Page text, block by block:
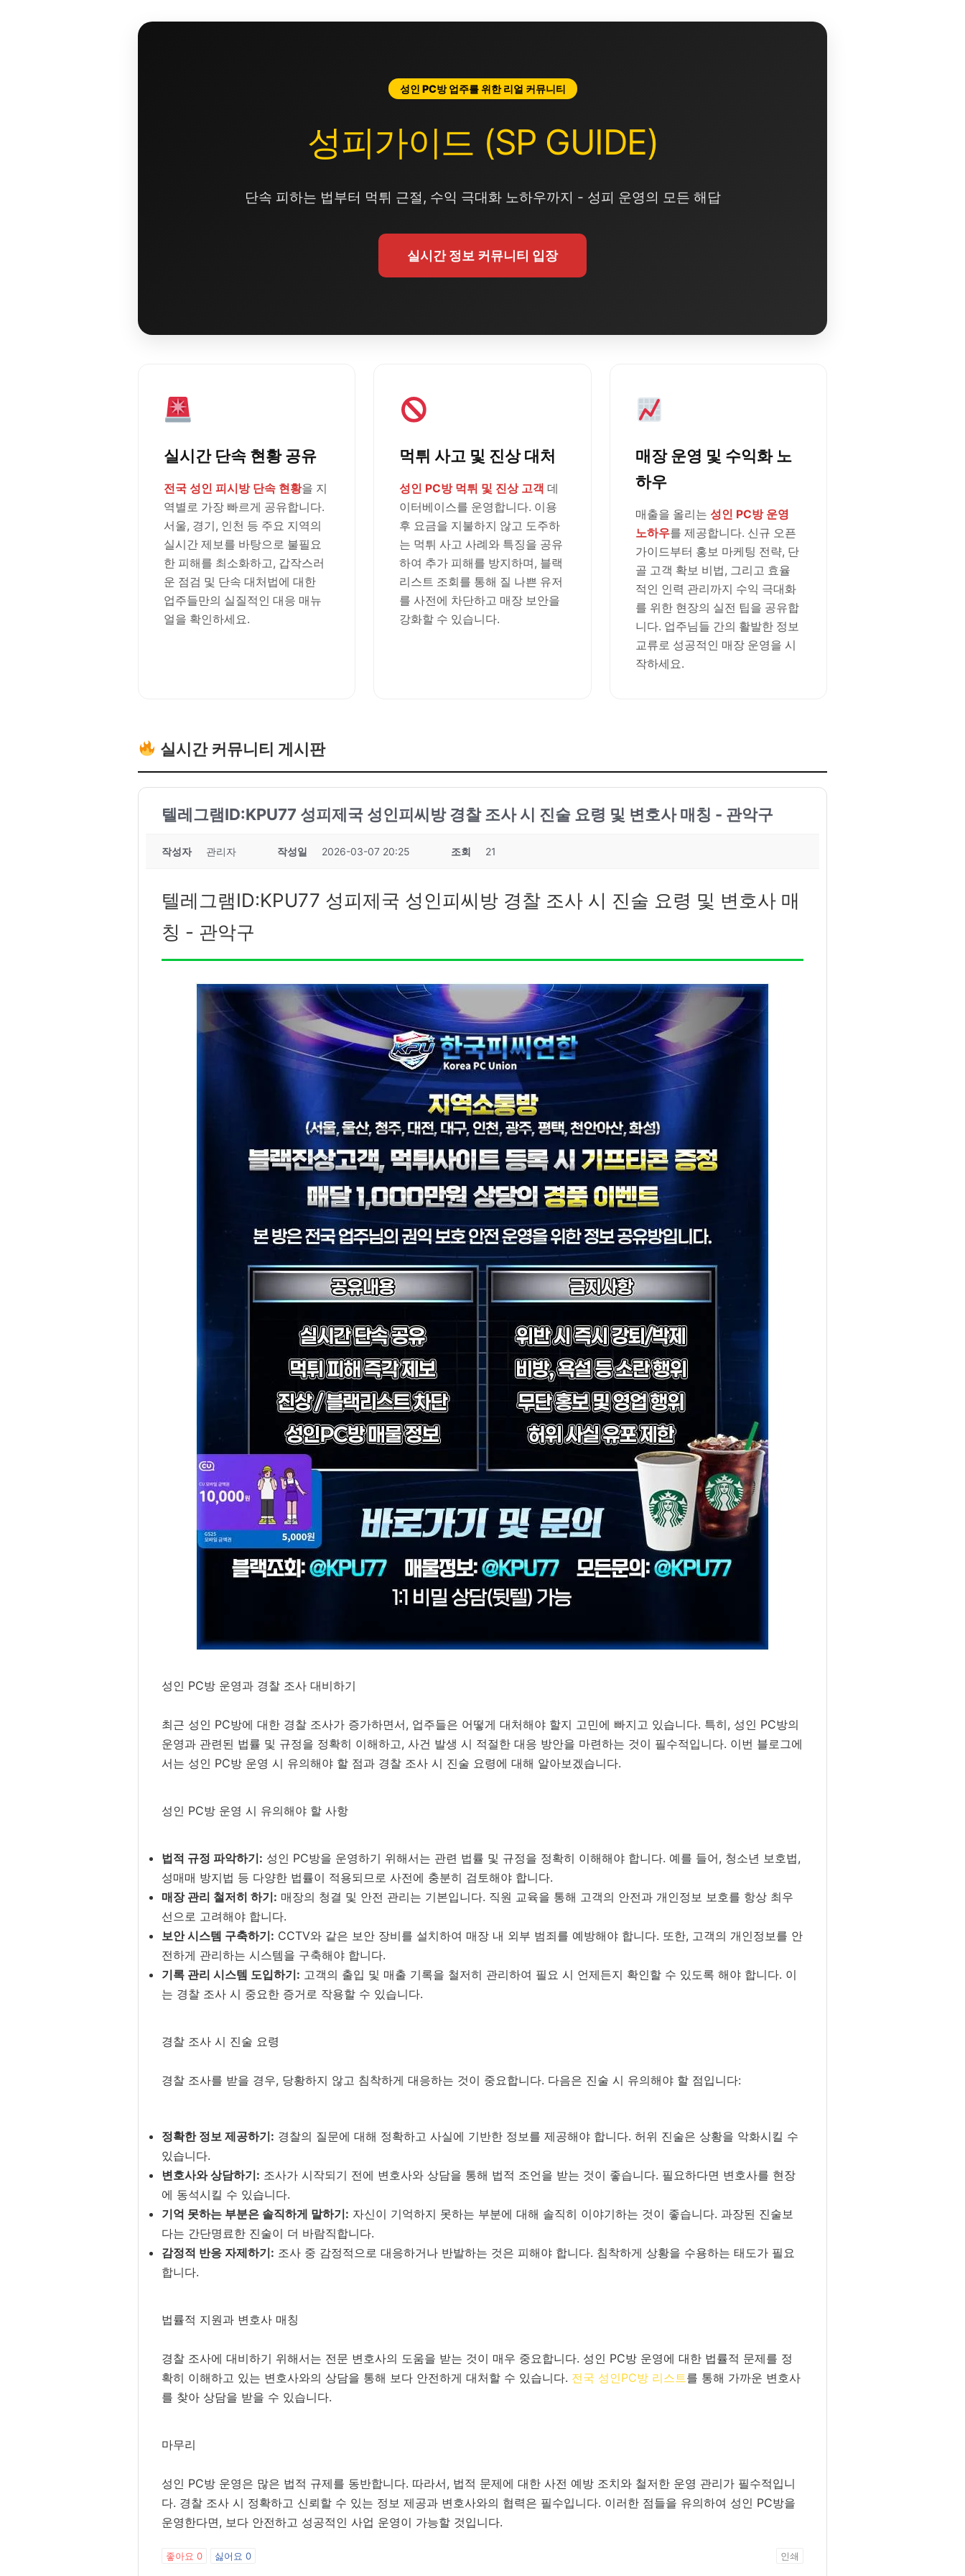
성인 PC방 업주를 위한 리얼 커뮤니티
성피가이드 (SP GUIDE)
단속 피하는 법부터 먹튀 근절, 수익 극대화 노하우까지 - 성피 운영의 모든 해답
실시간 정보 커뮤니티 입장
실시간 단속 현황 공유
전국 성인 피시방 단속 현황을 지
역별로 가장 빠르게 공유합니다.
서울, 경기, 인천 등 주요 지역의
실시간 제보를 바탕으로 불필요
한 피해를 최소화하고, 갑작스러
운 점검 및 단속 대처법에 대한
업주들만의 실질적인 대응 매뉴
얼을 확인하세요.
먹튀 사고 및 진상 대처
성인 PC방 먹튀 및 진상 고객 데
이터베이스를 운영합니다. 이용
후 요금을 지불하지 않고 도주하
는 먹튀 사고 사례와 특징을 공유
하여 추가 피해를 방지하며, 블랙
리스트 조회를 통해 질 나쁜 유저
를 사전에 차단하고 매장 보안을
강화할 수 있습니다.
매장 운영 및 수익화 노
하우
매출을 올리는 성인 PC방 운영
노하우를 제공합니다. 신규 오픈
가이드부터 홍보 마케팅 전략, 단
골 고객 확보 비법, 그리고 효율
적인 인력 관리까지 수익 극대화
를 위한 현장의 실전 팁을 공유합
니다. 업주님들 간의 활발한 정보
교류로 성공적인 매장 운영을 시
작하세요.
실시간 커뮤니티 게시판
텔레그램ID:KPU77 성피제국 성인피씨방 경찰 조사 시 진술 요령 및 변호사 매칭 - 관악구
작성자 관리자 작성일 2026-03-07 20:25 조회 21
텔레그램ID:KPU77 성피제국 성인피씨방 경찰 조사 시 진술 요령 및 변호사 매
칭 - 관악구
성인 PC방 운영과 경찰 조사 대비하기
최근 성인 PC방에 대한 경찰 조사가 증가하면서, 업주들은 어떻게 대처해야 할지 고민에 빠지고 있습니다. 특히, 성인 PC방의
운영과 관련된 법률 및 규정을 정확히 이해하고, 사건 발생 시 적절한 대응 방안을 마련하는 것이 필수적입니다. 이번 블로그에
서는 성인 PC방 운영 시 유의해야 할 점과 경찰 조사 시 진술 요령에 대해 알아보겠습니다.
성인 PC방 운영 시 유의해야 할 사항
법적 규정 파악하기: 성인 PC방을 운영하기 위해서는 관련 법률 및 규정을 정확히 이해해야 합니다. 예를 들어, 청소년 보호법,
성매매 방지법 등 다양한 법률이 적용되므로 사전에 충분히 검토해야 합니다.
매장 관리 철저히 하기: 매장의 청결 및 안전 관리는 기본입니다. 직원 교육을 통해 고객의 안전과 개인정보 보호를 항상 최우
선으로 고려해야 합니다.
보안 시스템 구축하기: CCTV와 같은 보안 장비를 설치하여 매장 내 외부 범죄를 예방해야 합니다. 또한, 고객의 개인정보를 안
전하게 관리하는 시스템을 구축해야 합니다.
기록 관리 시스템 도입하기: 고객의 출입 및 매출 기록을 철저히 관리하여 필요 시 언제든지 확인할 수 있도록 해야 합니다. 이
는 경찰 조사 시 중요한 증거로 작용할 수 있습니다.
경찰 조사 시 진술 요령
경찰 조사를 받을 경우, 당황하지 않고 침착하게 대응하는 것이 중요합니다. 다음은 진술 시 유의해야 할 점입니다:
정확한 정보 제공하기: 경찰의 질문에 대해 정확하고 사실에 기반한 정보를 제공해야 합니다. 허위 진술은 상황을 악화시킬 수
있습니다.
변호사와 상담하기: 조사가 시작되기 전에 변호사와 상담을 통해 법적 조언을 받는 것이 좋습니다. 필요하다면 변호사를 현장
에 동석시킬 수 있습니다.
기억 못하는 부분은 솔직하게 말하기: 자신이 기억하지 못하는 부분에 대해 솔직히 이야기하는 것이 좋습니다. 과장된 진술보
다는 간단명료한 진술이 더 바람직합니다.
감정적 반응 자제하기: 조사 중 감정적으로 대응하거나 반발하는 것은 피해야 합니다. 침착하게 상황을 수용하는 태도가 필요
합니다.
법률적 지원과 변호사 매칭
경찰 조사에 대비하기 위해서는 전문 변호사의 도움을 받는 것이 매우 중요합니다. 성인 PC방 운영에 대한 법률적 문제를 정
확히 이해하고 있는 변호사와의 상담을 통해 보다 안전하게 대처할 수 있습니다. 전국 성인PC방 리스트를 통해 가까운 변호사
를 찾아 상담을 받을 수 있습니다.
마무리
성인 PC방 운영은 많은 법적 규제를 동반합니다. 따라서, 법적 문제에 대한 사전 예방 조치와 철저한 운영 관리가 필수적입니
다. 경찰 조사 시 정확하고 신뢰할 수 있는 정보 제공과 변호사와의 협력은 필수입니다. 이러한 점들을 유의하여 성인 PC방을
운영한다면, 보다 안전하고 성공적인 사업 운영이 가능할 것입니다.
좋아요 0 싫어요 0 인쇄